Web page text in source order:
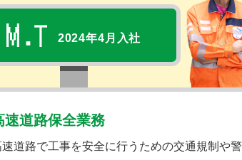
2024年4月入社
速道路保全業務
速道路で工事を安全に行うための交通規制や警